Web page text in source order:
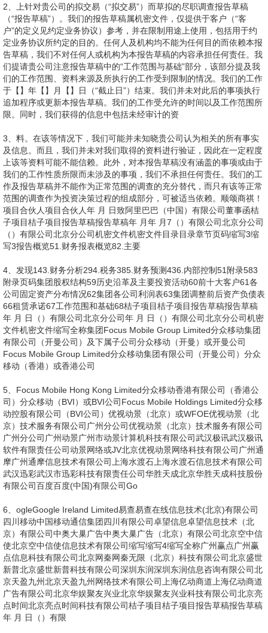
2、上针对贵公司的拟交易（“拟交易”）而草拟的尽职调查报告草稿
（“报告草稿”）。我们的报告草稿属机密文件，仅提供于客户（“客
户”的定义见约定业务协议）参考，并在限制用途上使用，包括用于约
定业务协议所约定的目的。任何人及机构均不能为任何目的而依赖本报
告草稿，我们不对任何人或机构为本报告草稿的内容承担任何责任。我
们提请贵公司注意报告草稿中的“工作范围与基础”部分，该部分提及我
们的工作范围、资料来源及所执行的工作受到限制的情况。我们的工作
于【】年【】月【】日（“截止日”）结束。我们并未对此后的事项执行
追加程序或更新本报告草稿。我们的工作受允许的时间以及工作范围所
限。同时，我们获得的信息中包括未经审计的资
3、料。在该等情况下，我们可能并未知晓贵公司认为相关的所有事实
及信息。而且，我们并未对我们取得的资料进行验证，因此在一定程度
上该等资料可能不能信赖。此外，对本报告草稿没有涵盖的事项或由于
我们的工作性质所限而未涉及的事项，我们不承担任何责任。我们的工
作及报告草稿并不能作为正常范围的调查的充分替代，而只有该等正常
范围的调查作为投资决策过程的组成部分，可被适当依赖。顺颂商祺！
项目合伙人项目合伙人年 月 日致阿里巴巴（中国）有限公司董事函桔
子项目桔子项目报告草稿报告草稿年 月年 月7（）有限公司北京分公司
（）有限公司北京分公司机密文件机密文件目录目录章节页码缩写3缩
写3报告概览51.财务报表概览82.主要
4、发现143.财务分析294.税务385.财务预测436.内部控制51附录583
附录页码集团股权结构59历史沿革及主要投资活动60前十大客户61各
公司固定资产分布情况62集团各公司利润表63集团调整前后资产负债表
66租赁承诺67工作范围和基础68桔子项目桔子项目报告草稿报告草稿
年 月 日（）有限公司北京分公司年 月 日（）有限公司北京分公司机密
文件机密文件缩写全称集团Focus Mobile Group Limited分众移动集团
有限公司（开曼公司）及下属子公司分众移动（开曼）或开曼公司
Focus Mobile Group Limited分众移动集团有限公司（开曼公司）分众
移动（香港）或香港公司
5、Focus Mobile Hong Kong Limited分众移动香港有限公司（香港公
司）分众移动（BVI）或BVI公司Focus Mobile Holdings Limited分众移
动控股有限公司（BVI公司）优视动景（北京）或WFOE优视动景（北
京）技术服务有限公司广州分公司优视动景（北京）技术服务有限公司
广州分公司广州动景广州市动景计算机科技有限公司武汉极讯武汉极讯
软件有限责任公司动景网络或JV北京优视动景网络科技有限公司广州通
摩广州通摩信息技术有限公司上海水渡石上海水渡石信息技术有限公司
武汉迅彩武汉市迅彩科技有限责任公司华胜天成北京华胜天成科技股份
有限公司百度百度(中国)有限公司Go
6、ogleGoogle Ireland Limited易查易查在线信息技术(北京)有限公司
四川移动中国移动通信集团四川有限公司卓望信息卓望信息技术（北
京）有限公司中奥大巢广告中奥大巢广告（北京）有限公司北京空中信
使北京空中信使信息技术有限公司缩写缩写4缩写全称广州赢点广州赢
点信息科技有限公司北京网秦网秦无限（北京）科技有限公司北京盛世
新普北京盛世新普科技有限公司深圳东润深圳东润信息咨询有限公司北
京天盈九州北京天盈九州网络技术有限公司上海亿动商道上海亿动商道
广告有限公司北京华娱聚友兴业北京华娱聚友兴业科技有限公司北京亮
点时间北京亮点时间科技有限公司桔子项目桔子项目报告草稿报告草稿
年 月 日（）有限